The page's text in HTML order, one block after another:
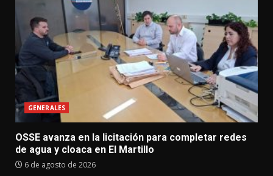
GENERALES
OSSE avanza en la licitación para completar redes
de agua y cloaca en El Martillo
6 de agosto de 2026